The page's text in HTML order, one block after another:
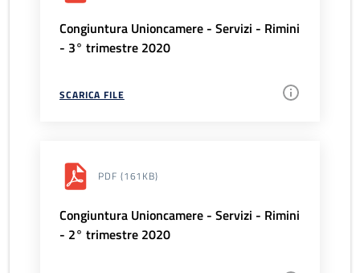
Congiuntura Unioncamere - Servizi - Rimini
- 3° trimestre 2020
SCARICA FILE
PDF (161KB)
Congiuntura Unioncamere - Servizi - Rimini
- 2° trimestre 2020